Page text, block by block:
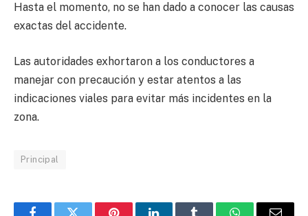
Hasta el momento, no se han dado a conocer las causas
exactas del accidente.
Las autoridades exhortaron a los conductores a
manejar con precaución y estar atentos a las
indicaciones viales para evitar más incidentes en la
zona.
Principal